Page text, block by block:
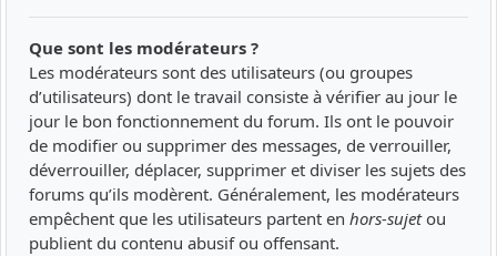
Que sont les modérateurs ?
Les modérateurs sont des utilisateurs (ou groupes
d’utilisateurs) dont le travail consiste à vérifier au jour le
jour le bon fonctionnement du forum. Ils ont le pouvoir
de modifier ou supprimer des messages, de verrouiller,
déverrouiller, déplacer, supprimer et diviser les sujets des
forums qu’ils modèrent. Généralement, les modérateurs
empêchent que les utilisateurs partent en hors-sujetou
publient du contenu abusif ou offensant.